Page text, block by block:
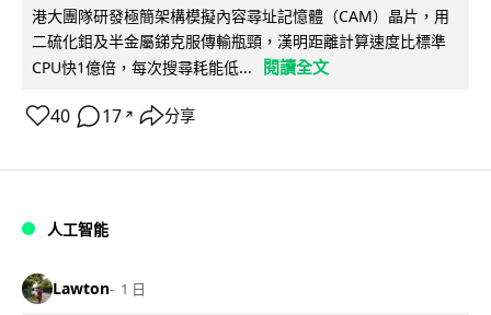
港大團隊研發極簡架構模擬內容尋址記憶體（CAM）晶片，用
二硫化鉬及半金屬銻克服傳輸瓶頸，漢明距離計算速度比標準
CPU快1億倍，每次搜尋耗能低...
閱讀全文
40 17 ↗ 分享
人工智能
Lawton 1 日